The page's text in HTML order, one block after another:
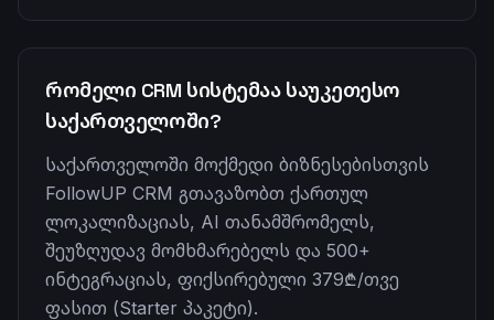
რომელი CRM სისტემაა საუკეთესო
საქართველოში?
საქართველოში მოქმედი ბიზნესებისთვის
FollowUP CRM გთავაზობთ ქართულ
ლოკალიზაციას, AI თანამშრომელს,
შეუზღუდავ მომხმარებელს და 500+
ინტეგრაციას, ფიქსირებული 379₾/თვე
ფასით (Starter პაკეტი).